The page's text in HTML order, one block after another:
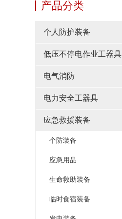
产品分类
个人防护装备
低压不停电作业工器具
电气消防
电力安全工器具
应急救援装备
个防装备
应急用品
生命救助装备
临时食宿装备